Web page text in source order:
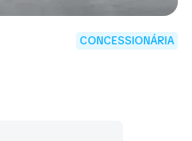
CONCESSIONÁRIA